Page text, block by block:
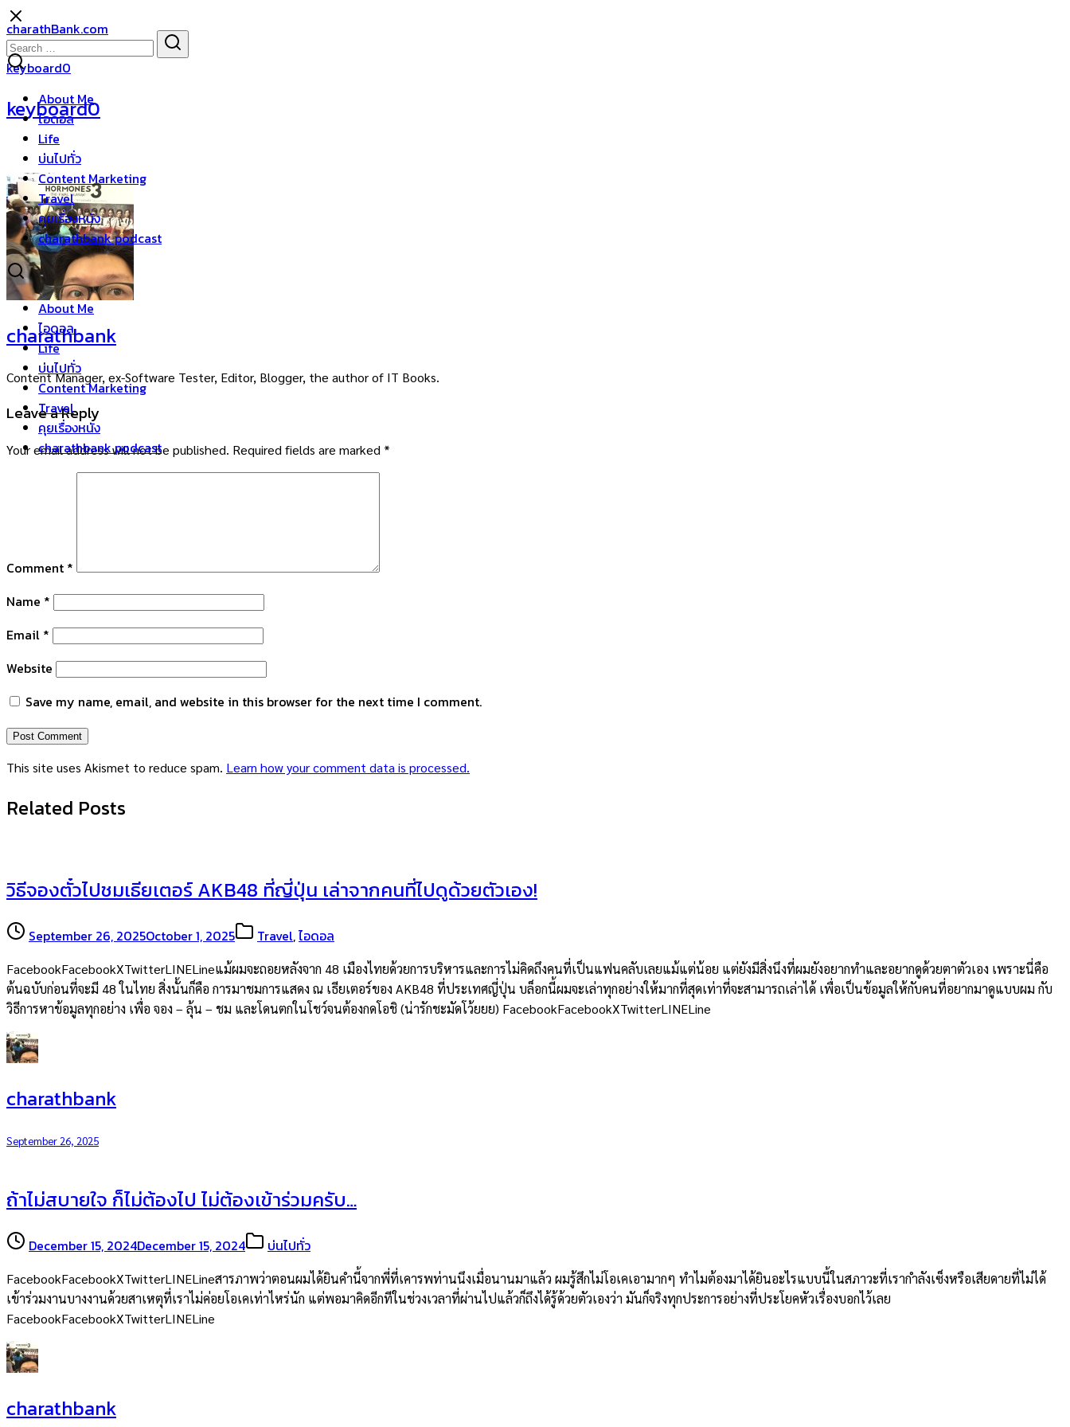
Skip
to
content
charathBank.com
About Me
ไอดอล
Life
บ่นไปทั่ว
Content Marketing
Travel
คุยเรื่องหนัง
charathbank podcast
About Me
ไอดอล
Life
บ่นไปทั่ว
Content Marketing
Travel
คุยเรื่องหนัง
charathbank podcast
Search
for:
keyboard0
keyboard0
charathbank
Content Manager, ex-Software Tester, Editor, Blogger, the author of IT Books.
Leave a Reply
Your email address will not be published. Required fields are marked *
Comment *
Name *
Email *
Website
Save my name, email, and website in this browser for the next time I comment.
This site uses Akismet to reduce spam. Learn how your comment data is processed.
Related Posts
วิธีจองตั๋วไปชมเธียเตอร์ AKB48 ที่ญี่ปุ่น เล่าจากคนที่ไปดูด้วยตัวเอง!
September 26, 2025October 1, 2025 Travel,ไอดอล
FacebookFacebookXTwitterLINELineแม้ผมจะถอยหลังจาก 48 เมืองไทยด้วยการบริหารและการไม่คิดถึงคนที่เป็นแฟนคลับเลยแม้แต่น้อย แต่ยังมีสิ่งนึงที่ผมยังอยากทำและอยากดูด้วยตาตัวเอง เพราะนี่คือ
ต้นฉบับก่อนที่จะมี 48 ในไทย สิ่งนั้นก็คือ การมาชมการแสดง ณ เธียเตอร์ของ AKB48 ที่ประเทศญี่ปุ่น บล็อกนี้ผมจะเล่าทุกอย่างให้มากที่สุดเท่าที่จะสามารถเล่าได้ เพื่อเป็นข้อมูลให้กับคนที่อยากมาดูแบบผม กับ
วิธีการหาข้อมูลทุกอย่าง เพื่อ จอง – ลุ้น – ชม และโดนตกในโชว์จนต้องกดโอชิ (น่ารักชะมัดโว้ยยย) FacebookFacebookXTwitterLINELine
charathbank
September 26, 2025
ถ้าไม่สบายใจ ก็ไม่ต้องไป ไม่ต้องเข้าร่วมครับ…
December 15, 2024December 15, 2024 บ่นไปทั่ว
FacebookFacebookXTwitterLINELineสารภาพว่าตอนผมได้ยินคำนี้จากพี่ที่เคารพท่านนึงเมื่อนานมาแล้ว ผมรู้สึกไม่โอเคเอามากๆ ทำไมต้องมาได้ยินอะไรแบบนี้ในสภาวะที่เรากำลังเซ็งหรือเสียดายที่ไม่ได้
เข้าร่วมงานบางงานด้วยสาเหตุที่เราไม่ค่อยโอเคเท่าไหร่นัก แต่พอมาคิดอีกทีในช่วงเวลาที่ผ่านไปแล้วก็ถึงได้รู้ด้วยตัวเองว่า มันก็จริงทุกประการอย่างที่ประโยคหัวเรื่องบอกไว้เลย
FacebookFacebookXTwitterLINELine
charathbank